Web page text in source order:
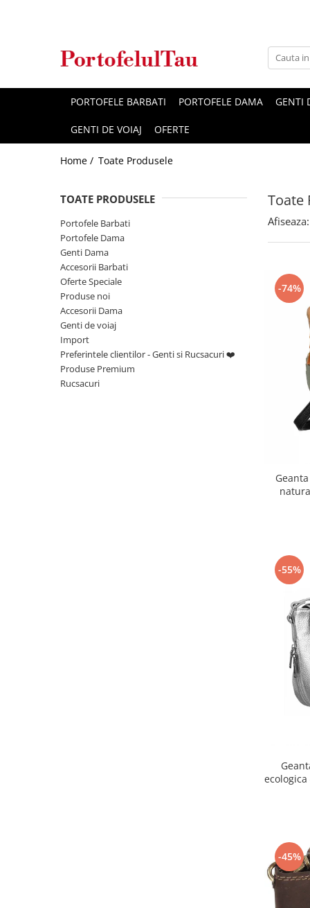
Clutch / Posete Plic
Genti multifunctionale mamici
Rucsacuri Barbati
Curele Barbati
Cadouri pentru femei
Borsete DamaPORTOFELE BARBATI PORTOFELE DAMA GENTI
GENTI DE VOIAJ OFERTE
Home / Toate Produsele
Toate
TOATE PRODUSELE
Portofele Barbati
Portofele Dama
Genti Dama
Accesorii Barbati
Oferte Speciale
Produse noi
Accesorii Dama
Genti de voiaj
Import
Preferintele clientilor - Genti si Rucsacuri ❤️
Produse Premium
Rucsacuri
Afiseaza:
-74%
-55%
ecologica
-45%